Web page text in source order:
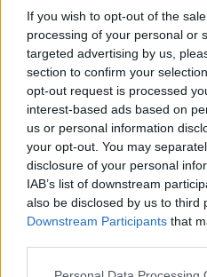
If you wish to opt-out of the
processing of your personal or
targeted advertising by us,
section to confirm your
opt-out request is processed
interest-based ads based on
us or personal information
your opt-out. You may
disclosure of your personal
IAB’s list of downstream
also be disclosed by us to third
Downstream Participants that
Please note that this website/
fogyjon neki, mert akkor
életjelnek örülök, úgyhogy
Wostry Ferenc
14 éve
@chuck-d: Visszautasítom.
a kocsimat.
szoni_